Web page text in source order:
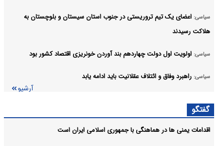
سیاسی: اعضای یک تیم تروریستی در جنوب استان سیستان و بلوچستان به
هلاکت رسیدند
سیاسی: اولویت اول دولت چهاردهم بند آوردن خونریزی اقتصاد کشور بود
سیاسی: راهبرد وفاق و ائتلاف عقلانیت باید ادامه یابد
آرشیو
گفتگو
اقدامات یمنی ها در هماهنگی با جمهوری اسلامی ایران است